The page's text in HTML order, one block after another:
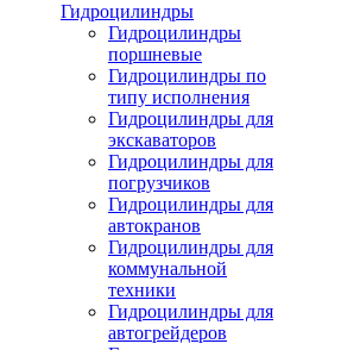
Гидроцилиндры
Гидроцилиндры
поршневые
Гидроцилиндры по
типу исполнения
Гидроцилиндры для
экскаваторов
Гидроцилиндры для
погрузчиков
Гидроцилиндры для
автокранов
Гидроцилиндры для
коммунальной
техники
Гидроцилиндры для
автогрейдеров